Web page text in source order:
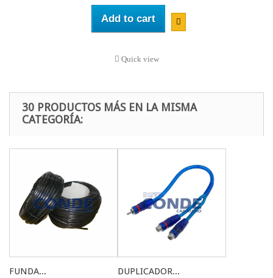
Add to cart
Quick view
30 PRODUCTOS MÁS EN LA MISMA
CATEGORÍA:
FUNDA... DUPLICADOR...